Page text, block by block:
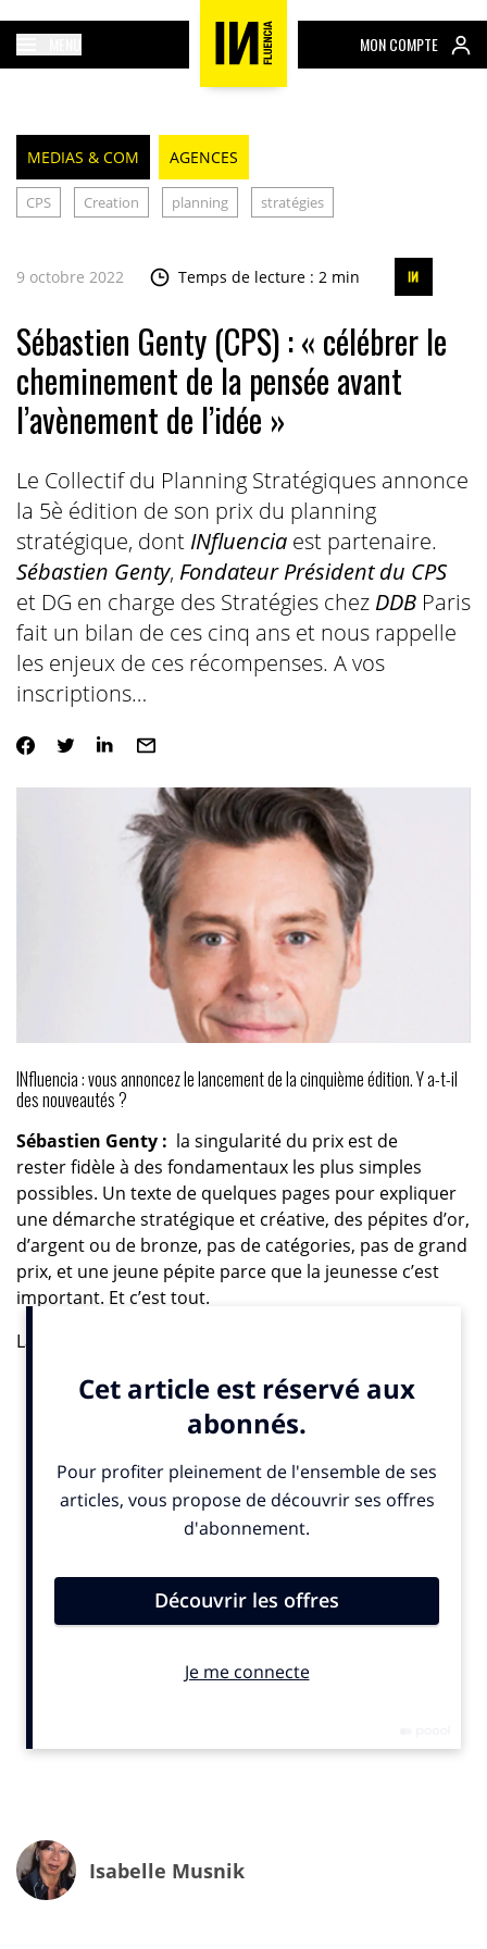
MON COMPTE
MEDIAS & COM AGENCES
CPS Creation planning stratégies
9 octobre 2022 Temps de lecture : 2 min
Sébastien Genty (CPS) : « célébrer le
cheminement de la pensée avant
l’avènement de l’idée »
Le Collectif du Planning Stratégiques annonce
la 5è édition de son prix du planning
stratégique, dont INfluenciaest partenaire.
Sébastien Genty, Fondateur Président du CPS
et DG en charge des Stratégies chez DDBParis
fait un bilan de ces cinq ans et nous rappelle
les enjeux de ces récompenses. A vos
inscriptions…
INfluencia : vous annoncez le lancement de la cinquième édition. Y a-t-il
des nouveautés ?
Sébastien Genty : la singularité du prix est de
rester fidèle à des fondamentaux les plus simples
possibles. Un texte de quelques pages pour expliquer
une démarche stratégique et créative, des pépites d’or,
d’argent ou de bronze, pas de catégories, pas de grand
prix, et une jeune pépite parce que la jeunesse c’est
important. Et c’est tout.
La vraie nouveauté et la plus importante vient chaque
ces pépites. Néanmoins, et de manière périphérique
au prix, nous envisageons d’autres conférences
approfondissement des relations avec les écoles.
IN. : quels constats faites-vous de ces cinq années et qu’attendez-vous
S.G. :le constat principal est celui d’une progression
continue. Et ce, sur plusieurs dimensions. D’abord le
nombre d’agences participantes qui ne cesse
puisque malgré la croissance précédemment évoquée,
Twitter et Google avec qui des conférences ont été
organisées).Isabelle Musnik